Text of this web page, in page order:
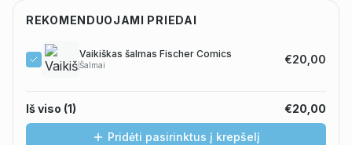
REKOMENDUOJAMI PRIEDAI
Vaikiškas šalmas Fischer Comics
Šalmai €20,00
Iš viso (1) €20,00
Pridėti pasirinktus į krepšelį